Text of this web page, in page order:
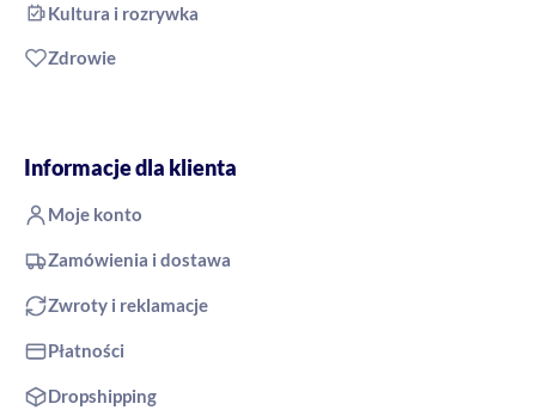
Kultura i rozrywka
Zdrowie
Informacje dla klienta
Moje konto
Zamówienia i dostawa
Zwroty i reklamacje
Płatności
Dropshipping